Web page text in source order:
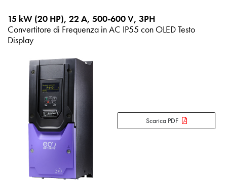
15 kW (20 HP), 22 A, 500-600 V, 3PH
Convertitore di Frequenza in AC IP55 con OLED Testo
Display
Scarica PDF